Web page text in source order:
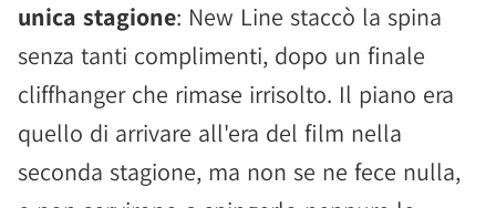
unica stagione: New Line staccò la spina
senza tanti complimenti, dopo un finale
cliffhanger che rimase irrisolto. Il piano era
quello di arrivare all'era del film nella
seconda stagione, ma non se ne fece nulla,